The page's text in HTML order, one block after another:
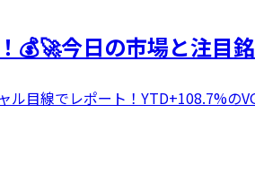
💰🚀今日の市場と注目
ル目線でレポート！YTD+108.7%の